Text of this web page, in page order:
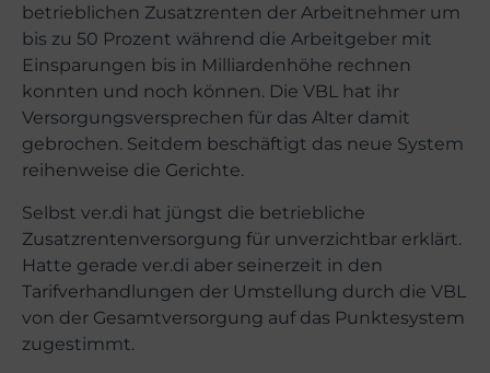
betrieblichen Zusatzrenten der Arbeitnehmer um
bis zu 50 Prozent während die Arbeitgeber mit
Einsparungen bis in Milliardenhöhe rechnen
konnten und noch können. Die VBL hat ihr
Versorgungsversprechen für das Alter damit
gebrochen. Seitdem beschäftigt das neue System
reihenweise die Gerichte.
Selbst ver.di hat jüngst die betriebliche
Zusatzrentenversorgung für unverzichtbar erklärt.
Hatte gerade ver.di aber seinerzeit in den
Tarifverhandlungen der Umstellung durch die VBL
von der Gesamtversorgung auf das Punktesystem
zugestimmt.